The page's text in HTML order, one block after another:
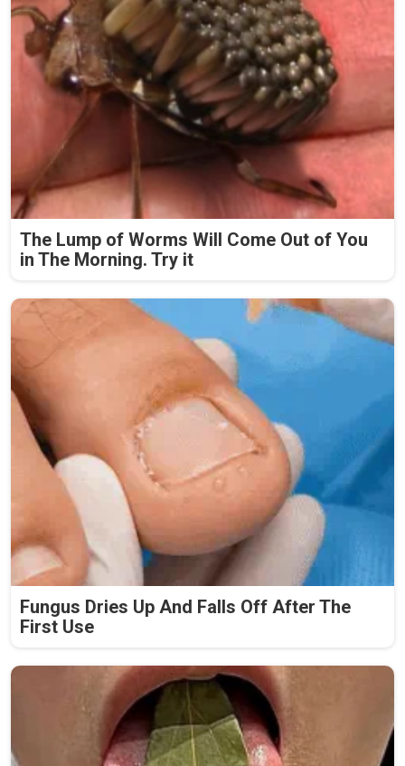
The Lump of Worms Will Come Out of You
in The Morning. Try it
Fungus Dries Up And Falls Off After The
First Use